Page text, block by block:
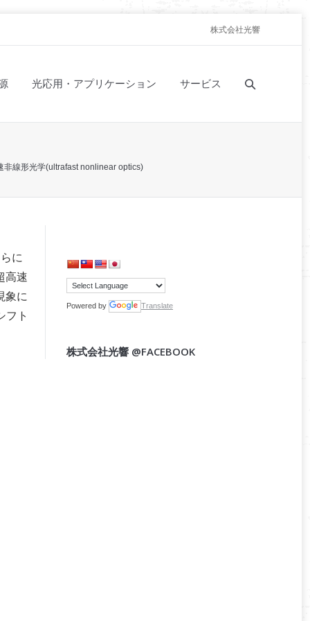
株式会社光響
光応用・アプリケーション サービス
非線形光学(ultrafast nonlinear optics)
に
高速
象に
フト
Powered by Translate
株式会社光響 @FACEBOOK